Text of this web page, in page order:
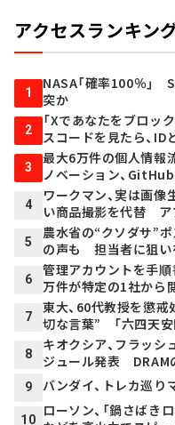
アクセスランキン
1
NASA「確率100％」
突か
2
「Xであなたをブロッ
スコードを見たら、
3
最大6万件の個人情報
ノベーション、
4
ワークマン、実は画
い商品撮影を代替 ア
5
農水省の“クソダサ”
の声も 担当者に狙い
6
管理アカウントを手順
万件が特定の1社から
7
東大、60代教授を懲
切な言葉” 「六四天安
8
キオクシア、フラッ
ジュール発表 DRAM
9 バンダイ、トレカ巡
10
ローソン、「鍋さばき